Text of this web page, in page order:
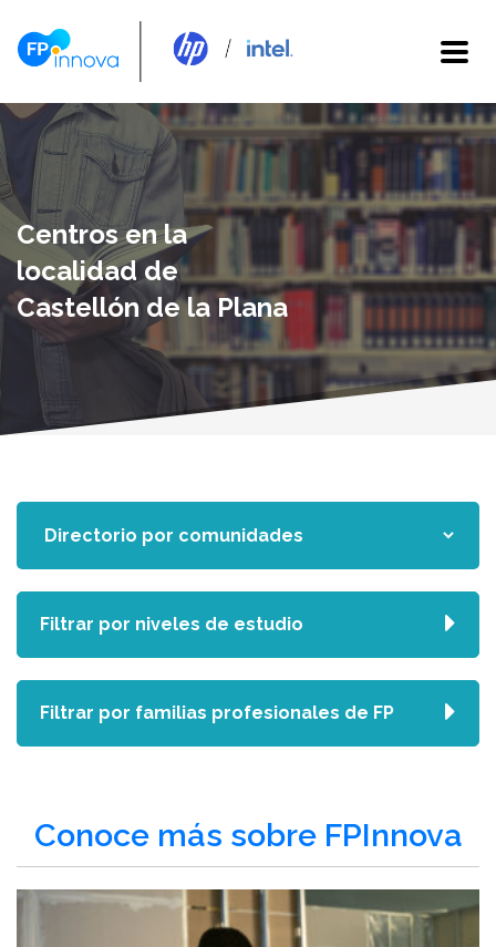
Centros en la
localidad de
Castellón de la Plana
Conoce más sobre FPInnova
Filtrar por niveles de estudio
Filtrar por familias profesionales de FP